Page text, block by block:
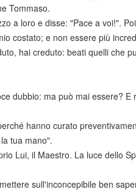
Tommaso.
a loro e disse: "Pace a voi!".
costato; e non essere più
hai creduto: beati quelli che
dubbio: ma può mai essere?
hanno curato
tua mano".
Lui, il Maestro. La luce dello
sull'inconcepibile ben